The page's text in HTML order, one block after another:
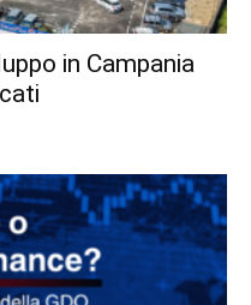
in Campania